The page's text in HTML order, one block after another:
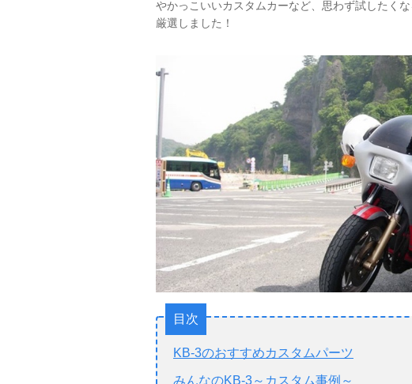
やかっこいいカスタムカーなど、思わず試したく
厳選しました！
目次
KB-3のおすすめカスタムパーツ
みんなのKB-3～カスタム事例～